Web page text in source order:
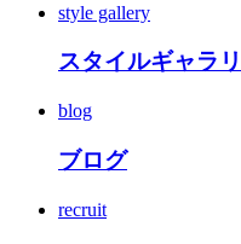
style gallery
スタイルギャラ
blog
ブログ
recruit